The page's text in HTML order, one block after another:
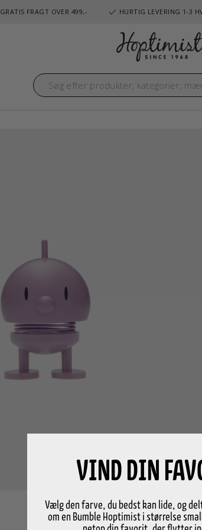
GRATIS FRAGT OVER 499,- HURTIG LEVERING 1-3
VIND DIN
Vælg den farve, du bedst kan lide, og
om en Bumble Hoptimist i størrelse